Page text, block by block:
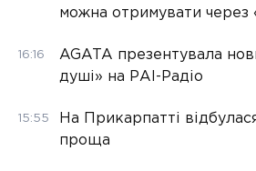
можна отримувати через
16:16
AGATA презентувала
душі» на РАІ-Радіо
15:55
На Прикарпатті
проща